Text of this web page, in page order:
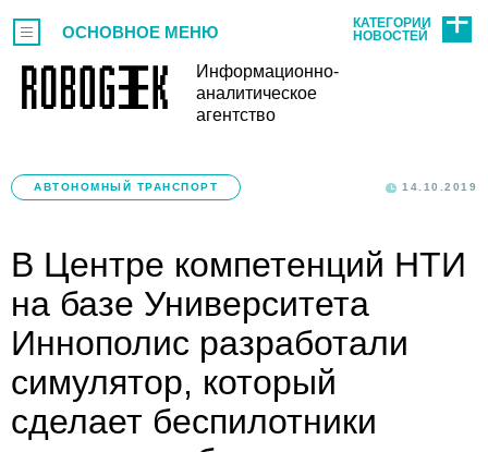
Информационно-
аналитическое
агентство
ОСНОВНОЕ МЕНЮ
КАТЕГОРИИ
НОВОСТЕЙ
АВТОНОМНЫЙ ТРАНСПОРТ 14.10.2019
В Центре компетенций НТИ
на базе Университета
Иннополис разработали
симулятор, который
сделает беспилотники